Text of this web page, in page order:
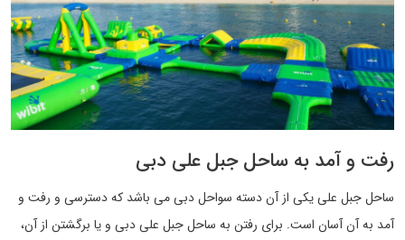
رفت و آمد به ساحل جبل علی دبی
ساحل جبل علی یکی از آن دسته سواحل دبی می باشد که دسترسی و رفت و
آمد به آن آسان است. برای رفتن به ساحل جبل علی دبی و یا برگشتن از آن،